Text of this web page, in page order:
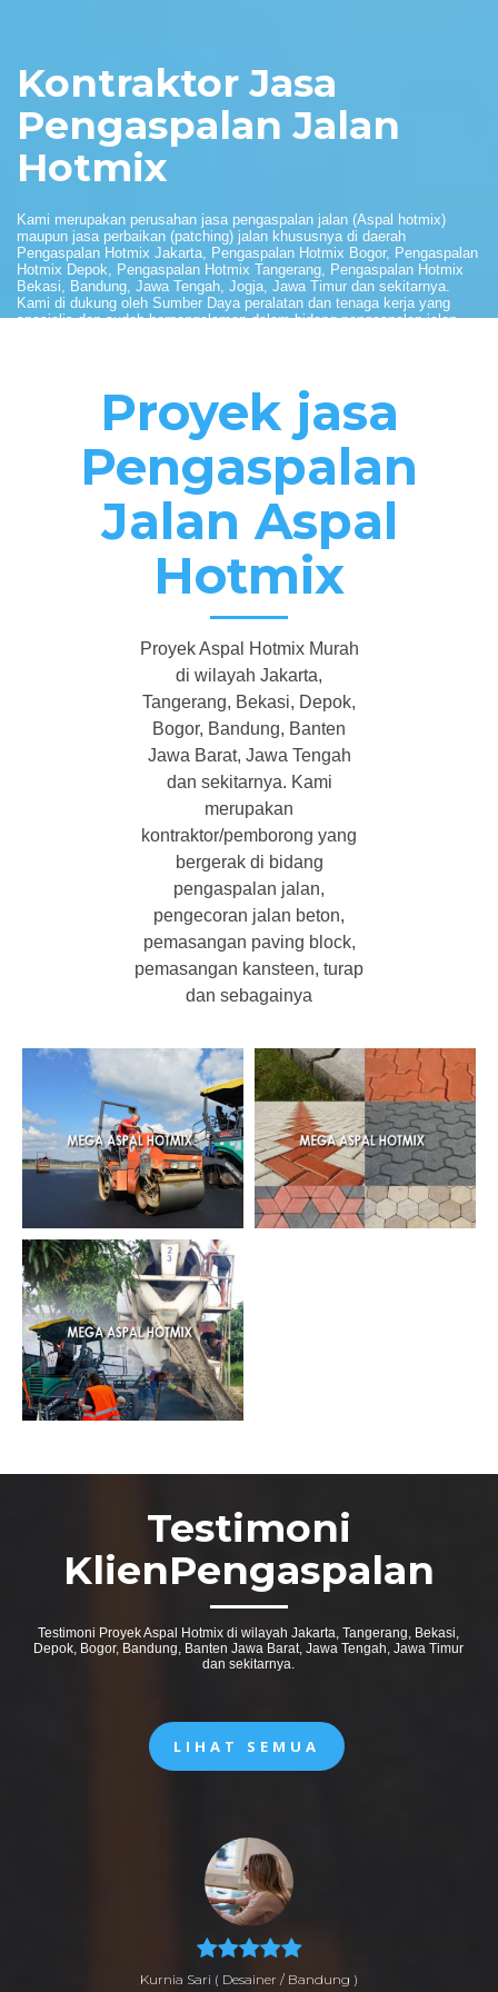
Kontraktor Jasa
Pengaspalan Jalan
Hotmix
Kami merupakan perusahan jasa pengaspalan jalan (Aspal hotmix)
maupun jasa perbaikan (patching) jalan khususnya di daerah
Pengaspalan Hotmix Jakarta, Pengaspalan Hotmix Bogor, Pengaspalan
Hotmix Depok, Pengaspalan Hotmix Tangerang, Pengaspalan Hotmix
Bekasi, Bandung, Jawa Tengah, Jogja, Jawa Timur dan sekitarnya.
Kami di dukung oleh Sumber Daya peralatan dan tenaga kerja yang
spesialis dan sudah berpengalaman dalam bidang pengaspalan jalan.
pelanggan/konsumen. Kami selalu menjaga kualitas pekerjaan dan
memberikan pelayanan sesuai dengan permintaan pelanggan dan selalu
menerima saran dan kritik dari pelanggan demi kemajuan perusahaan
kami. Kepercayaan dan kepuasan anda adalah tujuan dan motivasi
kami dalam bekerja.
Proyek jasa
Pengaspalan
Jalan Aspal
Hotmix
Proyek Aspal Hotmix Murah
di wilayah Jakarta,
Tangerang, Bekasi, Depok,
Bogor, Bandung, Banten
Jawa Barat, Jawa Tengah
dan sekitarnya. Kami
merupakan
kontraktor/pemborong yang
bergerak di bidang
pengaspalan jalan,
pengecoran jalan beton,
pemasangan paving block,
pemasangan kansteen, turap
dan sebagainya
Testimoni
KlienPengaspalan
Testimoni Proyek Aspal Hotmix di wilayah Jakarta, Tangerang, Bekasi,
Depok, Bogor, Bandung, Banten Jawa Barat, Jawa Tengah, Jawa Timur
dan sekitarnya.
LIHAT SEMUA
Kurnia Sari ( Desainer / Bandung )